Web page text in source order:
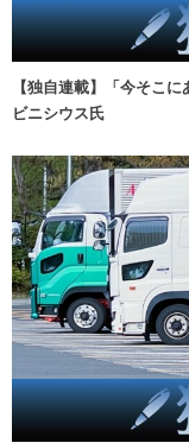
【独自連載】「今そこ
ビニシウス氏